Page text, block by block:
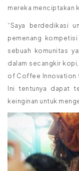
mereka menciptakan
“Saya berdedikasi
pemenang
sebuah komunitas
dalam secangkir
of Coffee Innovation
Ini tentunya dapat
keinginan untuk